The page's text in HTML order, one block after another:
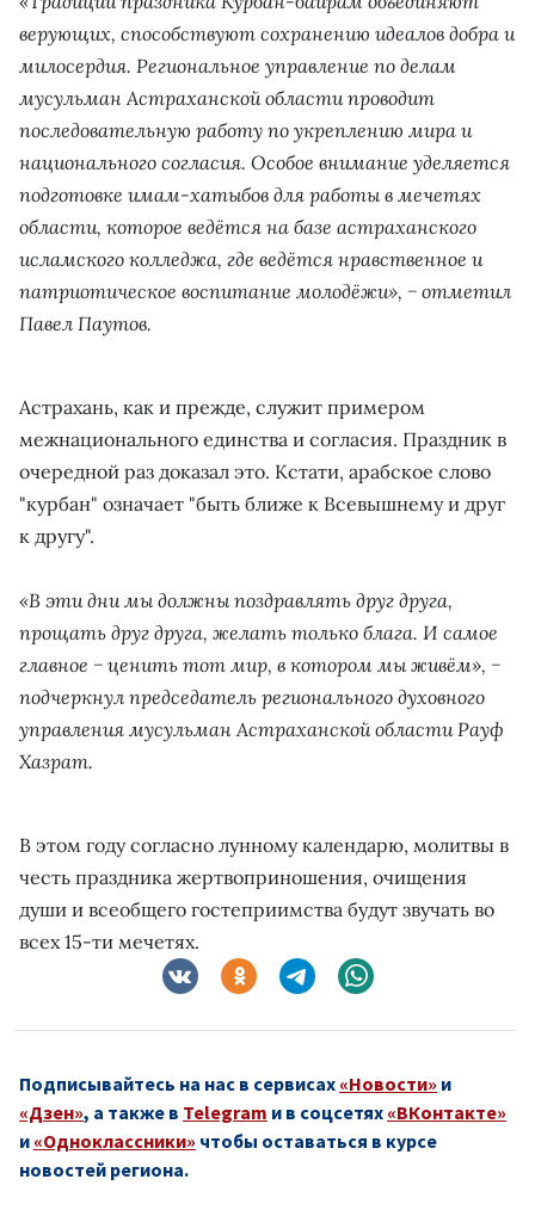
верующих, способствуют сохранению идеалов добра и
милосердия. Региональное управление по делам
мусульман Астраханской области проводит
последовательную работу по укреплению мира и
национального согласия. Особое внимание уделяется
подготовке имам-хатыбов для работы в мечетях
области, которое ведётся на базе астраханского
исламского колледжа, где ведётся нравственное и
патриотическое воспитание молодёжи», − отметил
Павел Паутов.
Астрахань, как и прежде, служит примером
межнационального единства и согласия. Праздник в
очередной раз доказал это. Кстати, арабское слово
"курбан" означает "быть ближе к Всевышнему и друг
к другу".
«В эти дни мы должны поздравлять друг друга,
прощать друг друга, желать только блага. И самое
главное − ценить тот мир, в котором мы живём», −
подчеркнул председатель регионального духовного
управления мусульман Астраханской области Рауф
Хазрат.
В этом году согласно лунному календарю, молитвы в
честь праздника жертвоприношения, очищения
души и всеобщего гостеприимства будут звучать во
всех 15-ти мечетях.
Подписывайтесь на нас в сервисах «Новости» и
«Дзен», а также в Telegram и в соцсетях «ВКонтакте»
и «Одноклассники» чтобы оставаться в курсе
новостей региона.